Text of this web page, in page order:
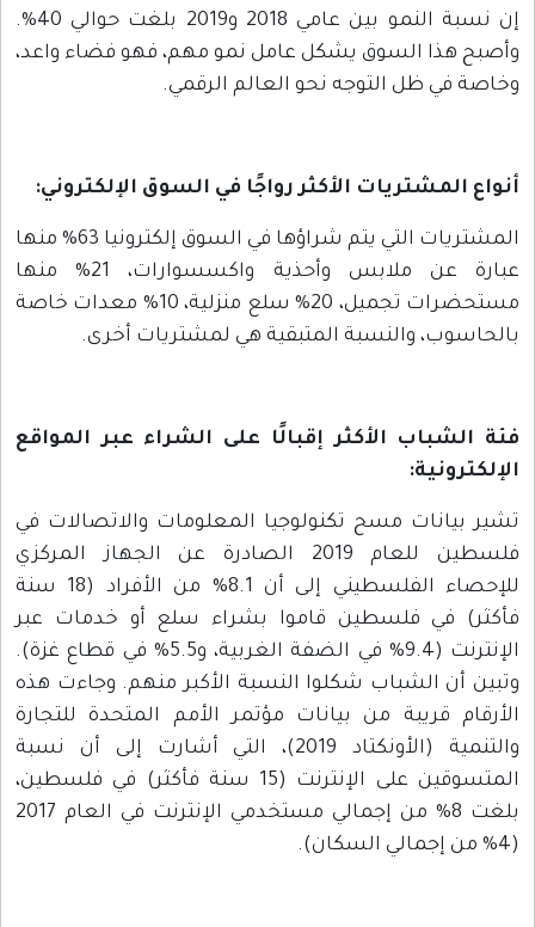
إن نسبة النمو بين عامي 2018 و2019 بلغت حوالي 40%.
وأصبح هذا السوق يشكل عامل نمو مهم، فهو فضاء واعد،
وخاصة في ظل التوجه نحو العالم الرقمي.
أنواع المشتريات الأكثر رواجًا في السوق الإلكتروني:
المشتريات التي يتم شراؤها في السوق إلكترونيا 63% منها
عبارة عن ملابس وأحذية واكسسوارات، 21% منها
مستحضرات تجميل، 20% سلع منزلية، 10% معدات خاصة
بالحاسوب، والنسبة المتبقية هي لمشتريات أخرى.
فئة الشباب الأكثر إقبالًا على الشراء عبر المواقع
الإلكترونية:
تشير بيانات مسح تكنولوجيا المعلومات والاتصالات في
فلسطين للعام 2019 الصادرة عن الجهاز المركزي
للإحصاء الفلسطيني إلى أن 8.1% من الأفراد (18 سنة
فأكثر) في فلسطين قاموا بشراء سلع أو خدمات عبر
الإنترنت (9.4% في الضفة الغربية، و5.5% في قطاع غزة).
وتبين أن الشباب شكلوا النسبة الأكبر منهم. وجاءت هذه
الأرقام قريبة من بيانات مؤتمر الأمم المتحدة للتجارة
والتنمية (الأونكتاد 2019)، التي أشارت إلى أن نسبة
المتسوقين على الإنترنت (15 سنة فأكثر) في فلسطين،
بلغت 8% من إجمالي مستخدمي الإنترنت في العام 2017
(4% من إجمالي السكان).